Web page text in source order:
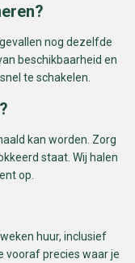
nog dezelfde
beschikbaarheid en
te schakelen.
kan worden. Zorg
staat. Wij halen
op.
huur, inclusief
vooraf precies waar je